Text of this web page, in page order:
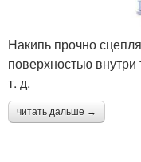
Накипь прочно
поверхностью
т. д.
читать дальше →